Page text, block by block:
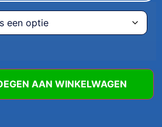
AAN WINKELWAGEN